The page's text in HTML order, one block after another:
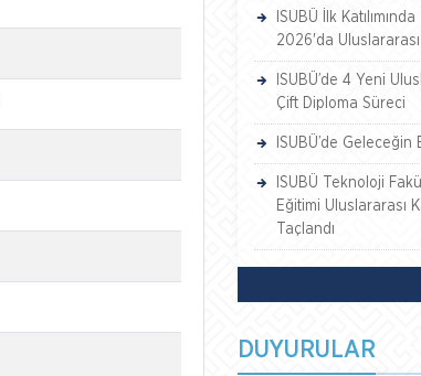
ISUBÜ İlk
2026'da
ISUBÜ’de 4 Yeni
Çift Diploma Süreci
ISUBÜ’de
ISUBÜ Teknoloji
Eğitimi Uluslararası
Taçlandı
DUYURULAR